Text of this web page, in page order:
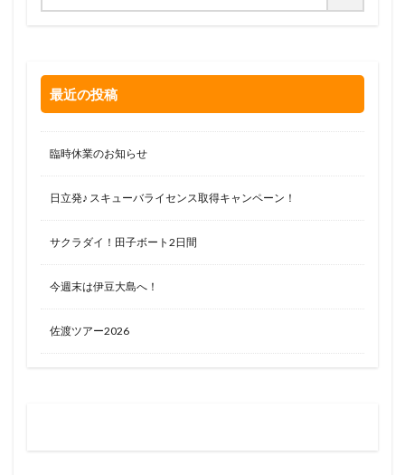
最近の投稿
臨時休業のお知らせ
日立発♪ スキューバライセンス取得キャンペーン！
サクラダイ！田子ボート2日間
今週末は伊豆大島へ！
佐渡ツアー2026